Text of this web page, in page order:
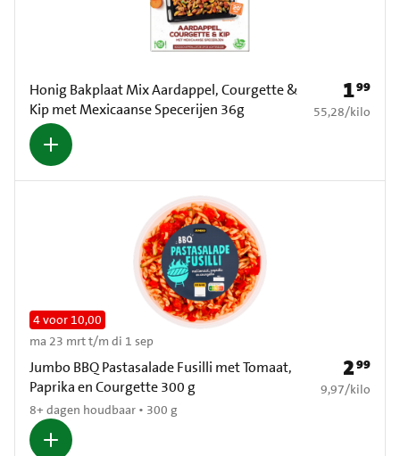
Honig Bakplaat Mix Aardappel, Courgette &
Kip met Mexicaanse Specerijen 36g
Prijs: €
199
€ 55,28 per kilo
55,28/kilo
Jumbo BBQ Pastasalade Fusilli met Tomaat,
Paprika en Courgette 300 g
8+ dagen houdbaar • 300 g
4 voor 10,00
ma 23 mrt t/m di 1 sep
Prijs: €
299
€ 9,97 per kilo
9,97/kilo